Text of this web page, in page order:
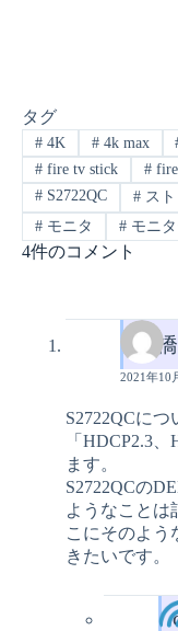
タグ
#4K #4k max
#fire tv stick #fire
#S2722QC #スト
#モニタ #モニタ
4件のコメント
高橋
2021年10
S2722QCに
「HDCP2.3
ます。
S2722QCの
ようなことは
こにそのよう
きたいです。